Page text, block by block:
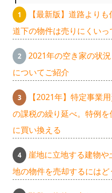
【最新版】道路より
道下の物件は売りにくいっ
2021年の空き家の状
についてご紹介
【2021年】特定事業
の課税の繰り延べ。特例
に買い換える
崖地に立地する建物
地の物件を売却するにはど